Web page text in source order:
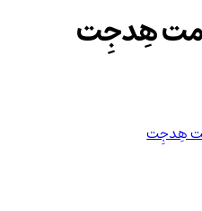
هِدجِت
هِدجِت